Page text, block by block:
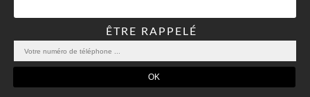
ÊTRE RAPPELÉ